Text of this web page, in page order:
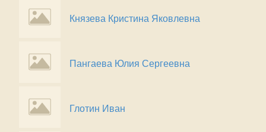
Князева Кристина Яковлевна
Пангаева Юлия Сергеевна
Глотин Иван